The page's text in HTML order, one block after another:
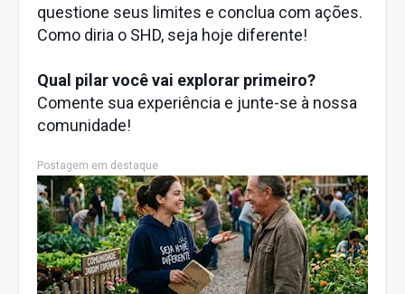
questione seus limites e conclua com ações.
Como diria o SHD, seja hoje diferente!
Qual pilar você vai explorar primeiro?
Comente sua experiência e junte-se à nossa
comunidade!
Postagem em destaque